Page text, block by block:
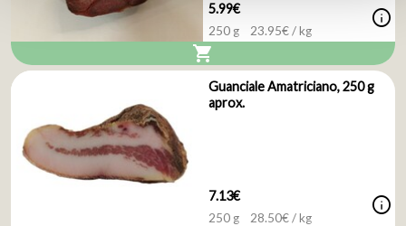
5.99€
250 g 23.95€ / kg info
shopping_cart
Guanciale Amatriciano, 250 g
aprox.
7.13€
250 g 28.50€ / kg info